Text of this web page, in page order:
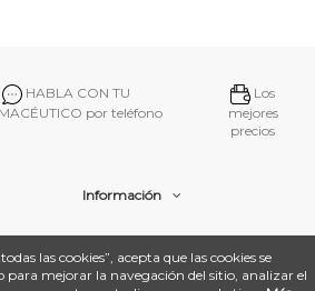
HABLA CON TU
por teléfono
Los
mejores
precios
Información
las cookies”, acepta que las cookies se
para mejorar la navegación del sitio, analizar el